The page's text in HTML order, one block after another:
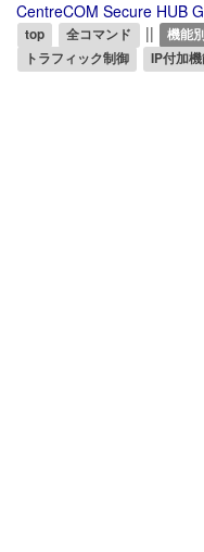
CentreCOM Secure HUB
top 全コマンド || 機能
トラフィック制御
IP付加